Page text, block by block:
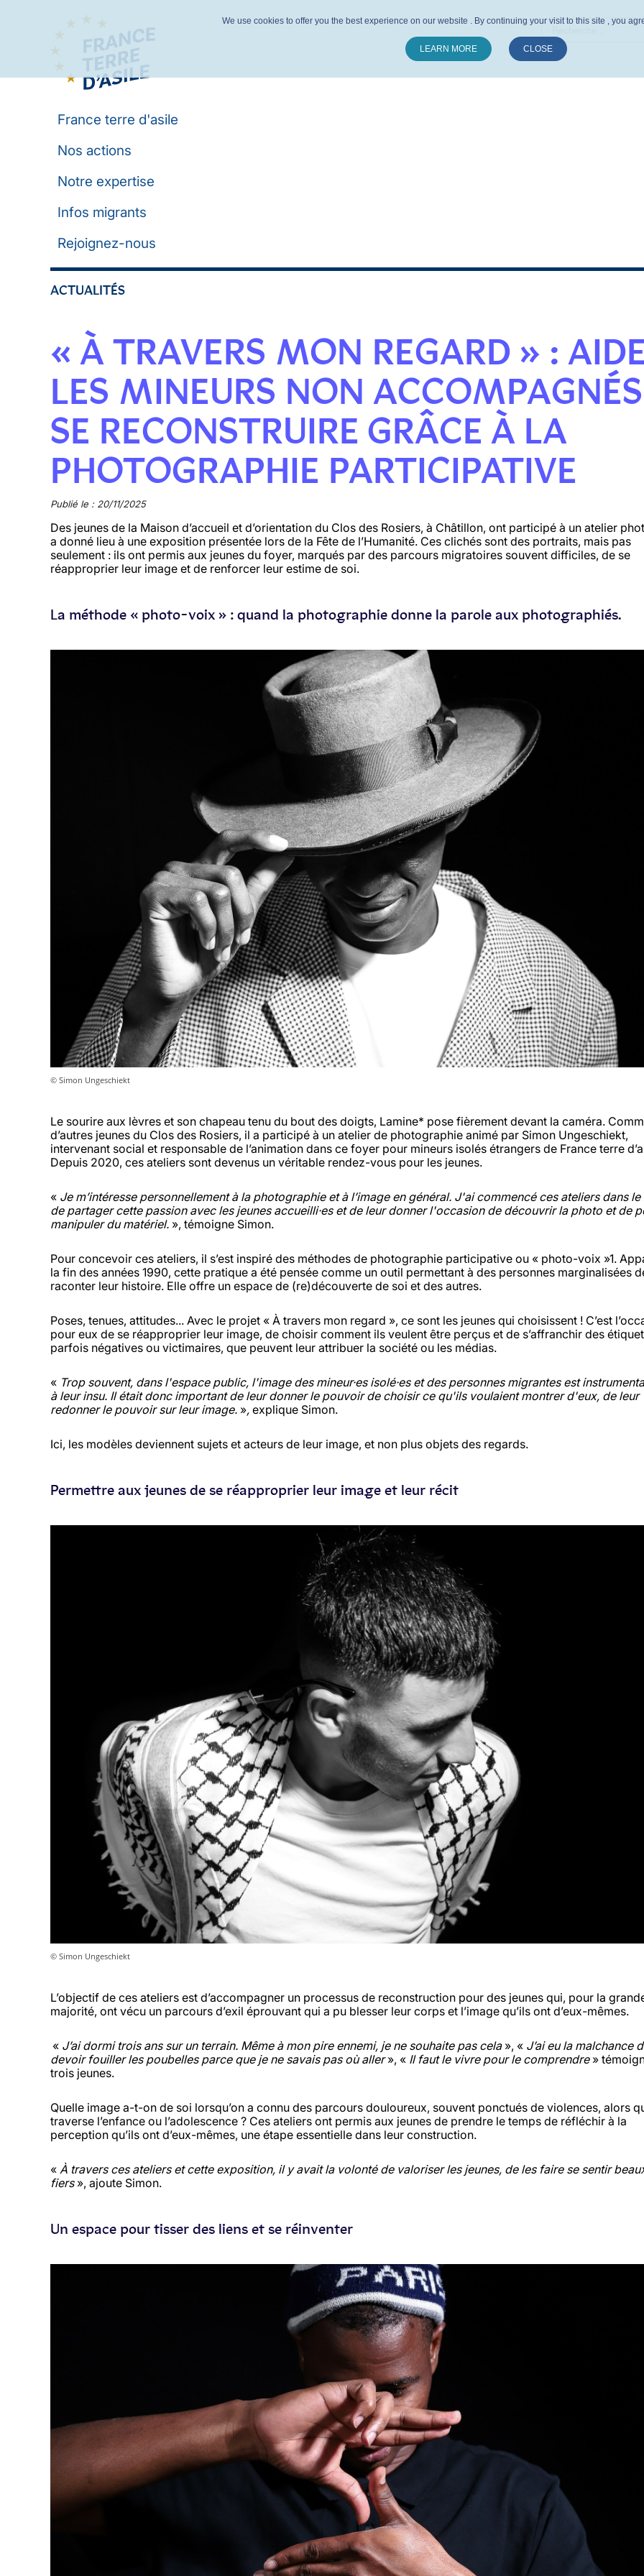
France terre d'asile
Nos actions
Notre expertise
Infos migrants
Rejoignez-nous
ACTUALITÉS
« À TRAVERS MON REGARD » :
LES MINEURS NON
SE RECONSTRUIRE GRÂCE À LA
PHOTOGRAPHIE PARTICIPATIVE
Publié le : 20/11/2025
Des jeunes de la Maison d’accueil et d’orientation du Clos des Rosiers, à Châtillon, ont participéà un atelier
a donné lieu à une exposition présentée lors de la Fête de l’Humanité. Ces clichéssont des portraits, mais pas
seulement : ilsont permis aux jeunes du foyer, marquéspar des parcours migratoires souvent difficiles, de se
réapproprier leur image et de renforcer leur estime de soi.
La méthode « photo-voix » : quand la photographie donne la parole aux photographiés.
© Simon Ungeschiekt
Le sourire aux lèvres et son chapeau tenu du bout des doigts, Lamine* pose fièrement devant la caméra.
d’autres jeunes du Clos des Rosiers, il a participé à un atelier de photographie animé par Simon Ungeschiekt,
intervenant social et responsable de l’animation dans ce foyer pour mineurs isolés étrangers de France terre
Depuis 2020, ces ateliers sont devenus un véritable rendez-vous pour les jeunes.
«Je m’intéresse personnellement à la photographie et à l’image en général. J'ai commencé ces ateliers dans le
de partager cette passion avec les jeunes accueilli·es et de leur donner l'occasion de découvrir la photo et de
manipuler du matériel. », témoigne Simon.
Pour concevoir ces ateliers, il s’est inspiré des méthodes de photographie participative ou « photo-voix »1.
la fin des années 1990, cette pratique a été pensée comme un outil permettant à des personnes marginalisées
raconter leur histoire. Elle offre un espace de (re)découverte de soi et des autres.
Poses, tenues, attitudes... Avec le projet « À travers mon regard », ce sont les jeunes qui choisissent ! C’est
pour eux de se réapproprier leur image, de choisir comment ils veulent être perçus et de s’affranchir des
parfois négatives ou victimaires, que peuvent leur attribuer la société ou les médias.
« Trop souvent, dans l'espace public, l'image des mineur·es isolé·es et des personnes migrantes est
à leur insu. Il était donc important de leur donner le pouvoir de choisir ce qu'ils voulaient montrer d'eux, de leur
redonner le pouvoir sur leur image. », explique Simon.
Ici, les modèles deviennent sujets et acteurs de leur image, et non plus objets des regards.
Permettre aux jeunes de se réapproprier leur image et leur récit
© Simon Ungeschiekt
L’objectif de ces ateliers est d’accompagner un processus de reconstruction pour des jeunes qui, pour la
majorité, ont vécu un parcours d’exil éprouvant qui a pu blesser leur corps et l’image qu’ils ont d’eux-mêmes.
«J’ai dormi trois ans sur un terrain. Même à mon pire ennemi, je ne souhaite pas cela», «J’ai eu la malchance
devoir fouiller les poubelles parce que je ne savais pas où aller», « Il faut le vivre pour le comprendre»
trois jeunes.
Quelle image a-t-on de soi lorsqu’on a connu des parcours douloureux, souvent ponctués de violences, alors
traverse l’enfance ou l’adolescence ? Ces ateliers ont permis aux jeunes de prendre le temps de réfléchir à la
perception qu’ils ont d’eux-mêmes, une étape essentielle dans leur construction.
«À travers ces ateliers et cette exposition, il y avaitla volonté de valoriser les jeunes, de les faire se sentir
fiers», ajoute Simon.
Un espace pour tisser des liens et se réinventer
We use cookies to offer you the best experience on our website . By continuing your visit to this site , you
LEARN MORE CLOSE